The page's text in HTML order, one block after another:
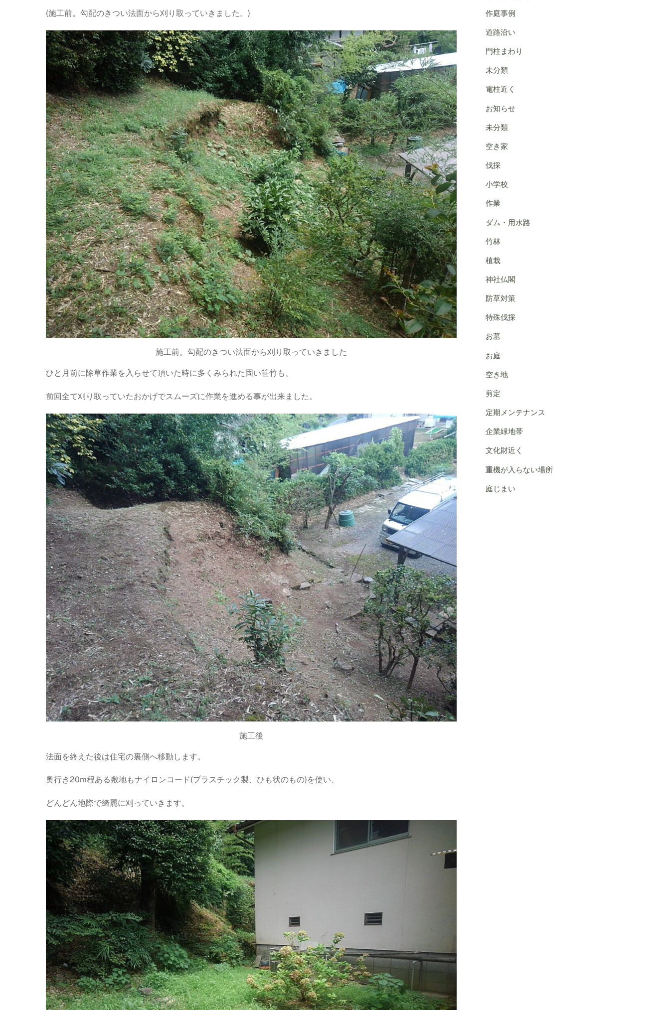
(施工前。勾配のきつい法面から刈り取っていきました。)
施工前。勾配のきつい法面から刈り取っていきました
ひと月前に除草作業を入らせて頂いた時に多くみられた固い笹竹も、
前回全て刈り取っていたおかげでスムーズに作業を進める事が出来ました。
施工後
法面を終えた後は住宅の裏側へ移動します。
奥行き20m程ある敷地もナイロンコード(プラスチック製、ひも状のもの)を使い、
どんどん地際で綺麗に刈っていきます。
作庭事例
道路沿い
門柱まわり
未分類
電柱近く
お知らせ
未分類
空き家
伐採
小学校
作業
ダム・用水路
竹林
植栽
神社仏閣
防草対策
特殊伐採
お墓
お庭
空き地
剪定
定期メンテナンス
企業緑地帯
文化財近く
重機が入らない場所
庭じまい